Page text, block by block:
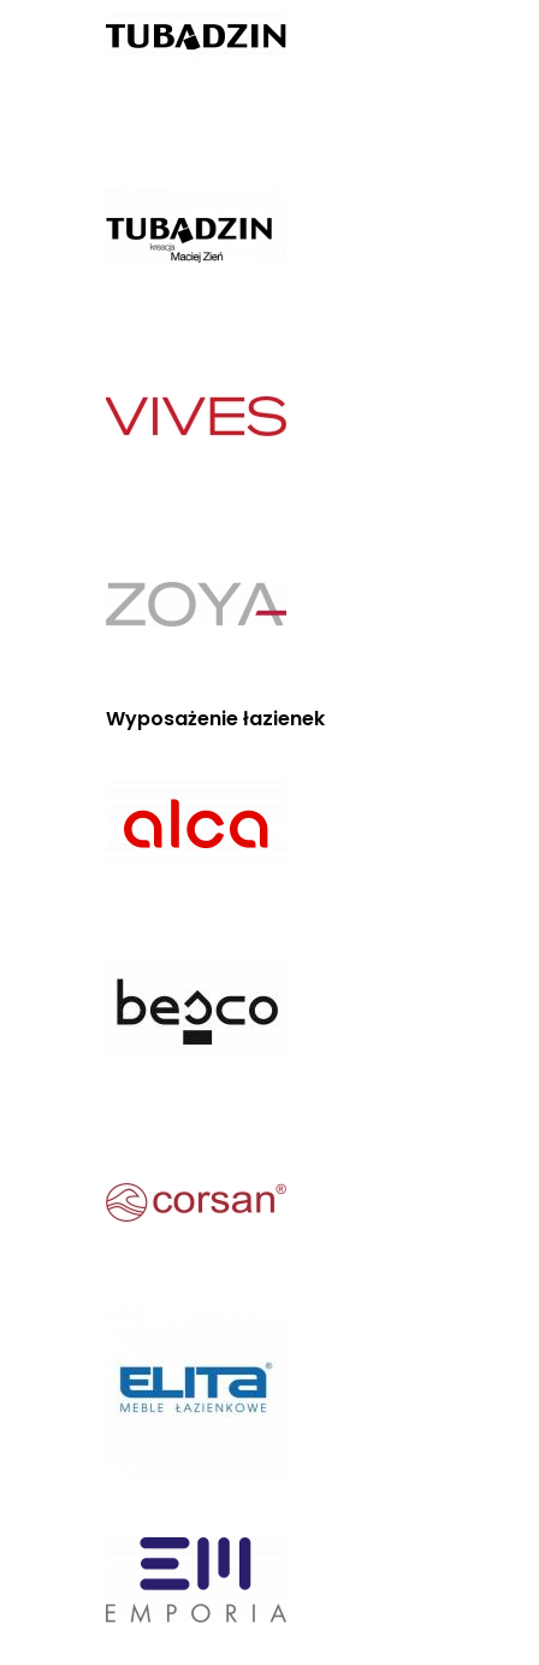
Wyposażenie łazienek